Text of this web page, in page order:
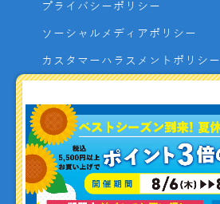
プライバシーポリシー
ソーシャルメディアポリシー
カスタマーハラスメントポリシー
よくあるご質問
お問い合わせ
利用者資金の保全方法